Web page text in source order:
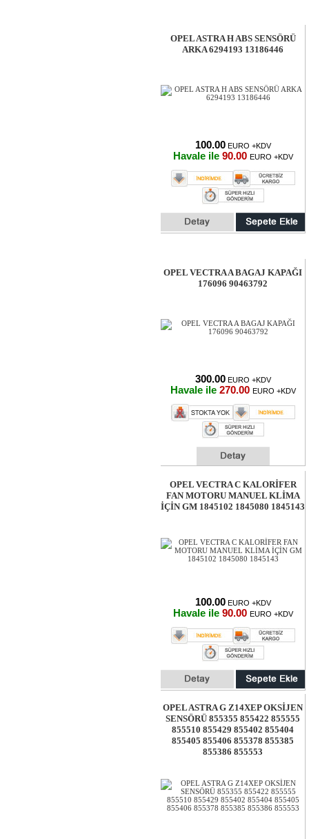
OPEL ASTRA H ABS SENSÖRÜ
ARKA 6294193 13186446
100.00 EURO +KDV
Havale ile 90.00 EURO +KDV
OPEL VECTRA A BAGAJ KAPAĞI
176096 90463792
300.00 EURO +KDV
Havale ile 270.00 EURO +KDV
OPEL VECTRA C KALORİFER
FAN MOTORU MANUEL KLİMA
İÇİN GM 1845102 1845080 1845143
100.00 EURO +KDV
Havale ile 90.00 EURO +KDV
OPEL ASTRA G Z14XEP OKSİJEN
SENSÖRÜ 855355 855422 855555
855510 855429 855402 855404
855405 855406 855378 855385
855386 855553